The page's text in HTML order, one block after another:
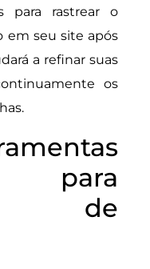
para rastrear o
em seu site após
a refinar suas
os
para
de